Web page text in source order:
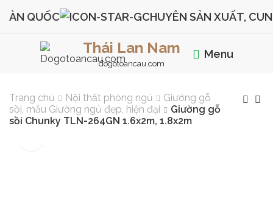
QUỐC CHUYÊN SẢN XUẤT, CUNG
Thái Lan Nam
dogotoancau.com
Menu
Trang chủ Nội thất phòng ngủ
Giường gỗ
sồi, mẫu Giường ngủ đẹp, hiện đại
Giường gỗ
sồi Chunky TLN-264GN 1.6x2m, 1.8x2m